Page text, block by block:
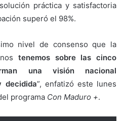
práctica y satisfactoria
superó el 98%.
nivel de consenso que la
tenemos sobre las cinco
una visión nacional
decidida”, enfatizó este lunes
programa Con Maduro +.